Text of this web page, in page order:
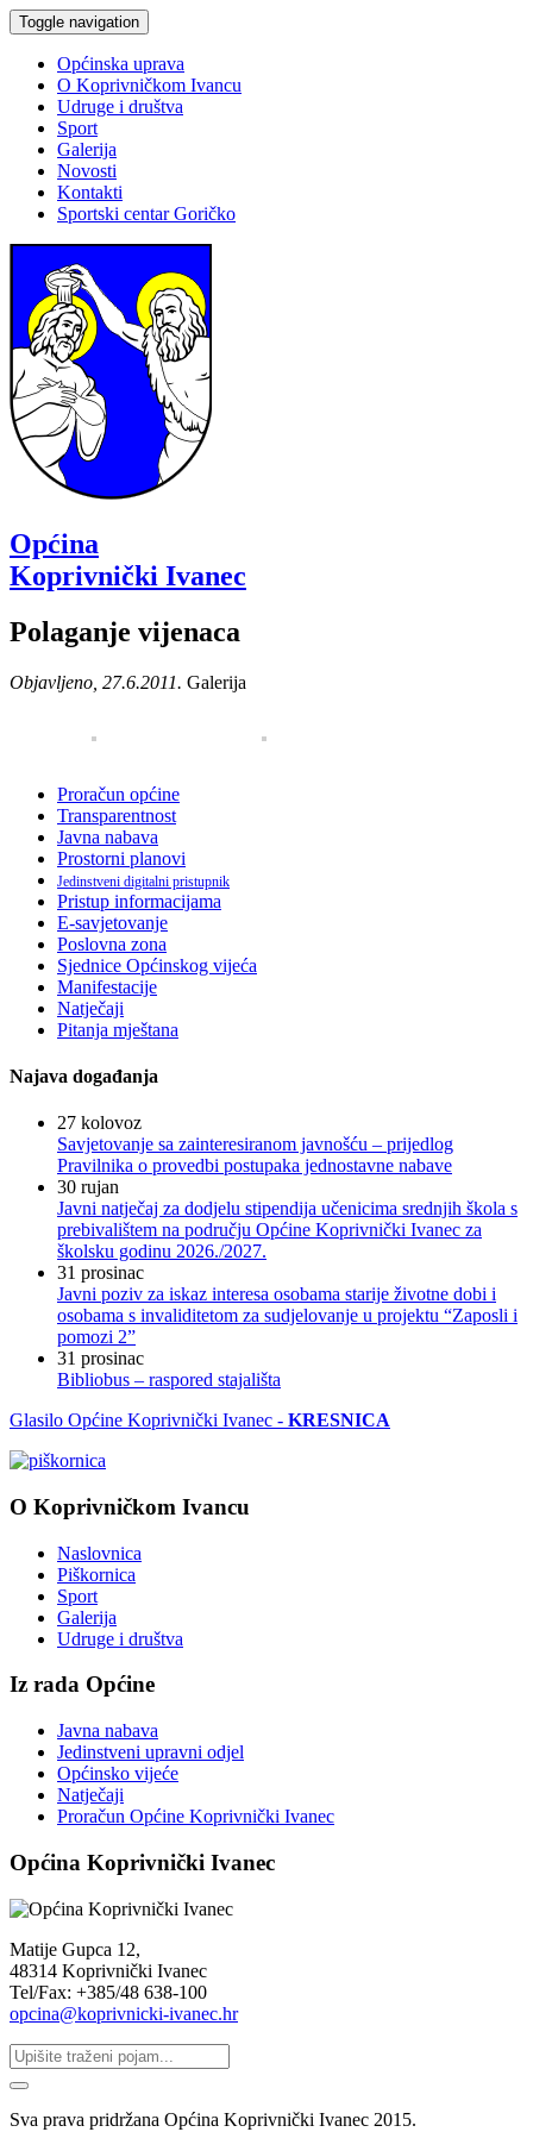
Toggle navigation
Općinska uprava
O Koprivničkom Ivancu
Udruge i društva
Sport
Galerija
Novosti
Kontakti
Sportski centar Goričko
Općina
Koprivnički Ivanec
Polaganje vijenaca
Objavljeno, 27.6.2011. Galerija
Proračun općine
Transparentnost
Javna nabava
Prostorni planovi
Jedinstveni digitalni pristupnik
Pristup informacijama
E-savjetovanje
Poslovna zona
Sjednice Općinskog vijeća
Manifestacije
Natječaji
Pitanja mještana
Najava događanja
27 kolovoz
Savjetovanje sa zainteresiranom javnošću – prijedlog
Pravilnika o provedbi postupaka jednostavne nabave
30 rujan
Javni natječaj za dodjelu stipendija učenicima srednjih škola s
prebivalištem na području Općine Koprivnički Ivanec za
školsku godinu 2026./2027.
31 prosinac
Javni poziv za iskaz interesa osobama starije životne dobi i
osobama s invaliditetom za sudjelovanje u projektu “Zaposli i
pomozi 2”
31 prosinac
Bibliobus – raspored stajališta
Glasilo Općine Koprivnički Ivanec - KRESNICA
O Koprivničkom Ivancu
Naslovnica
Piškornica
Sport
Galerija
Udruge i društva
Iz rada Općine
Javna nabava
Jedinstveni upravni odjel
Općinsko vijeće
Natječaji
Proračun Općine Koprivnički Ivanec
Općina Koprivnički Ivanec
Matije Gupca 12,
48314 Koprivnički Ivanec
Tel/Fax: +385/48 638-100
opcina@koprivnicki-ivanec.hr
Sva prava pridržana Općina Koprivnički Ivanec 2015.